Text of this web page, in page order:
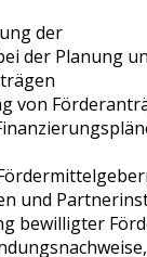
der
der Planung
von
und
bewilligter